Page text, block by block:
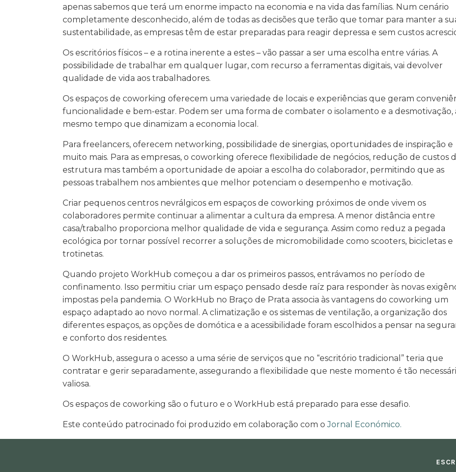
apenas sabemos que terá um enorme impacto na economia e na vida das famílias. Num cenário
completamente desconhecido, além de todas as decisões que terão que tomar para manter a
sustentabilidade, as empresas têm de estar preparadas para reagir depressa e sem custos
Os escritórios físicos – e a rotina inerente a estes – vão passar a ser uma escolha entre várias. A
possibilidade de trabalhar em qualquer lugar, com recurso a ferramentas digitais, vai devolver
qualidade de vida aos trabalhadores.
Os espaços de coworking oferecem uma variedade de locais e experiências que geram
funcionalidade e bem-estar. Podem ser uma forma de combater o isolamento e a desmotivação,
mesmo tempo que dinamizam a economia local.
Para freelancers, oferecem networking, possibilidade de sinergias, oportunidades de inspiração e
muito mais. Para as empresas, o coworking oferece flexibilidade de negócios, redução de custos
estrutura mas também a oportunidade de apoiar a escolha do colaborador, permitindo que as
pessoas trabalhem nos ambientes que melhor potenciam o desempenho e motivação.
Criar pequenos centros nevrálgicos em espaços de coworking próximos de onde vivem os
colaboradores permite continuar a alimentar a cultura da empresa. A menor distância entre
casa/trabalho proporciona melhor qualidade de vida e segurança. Assim como reduz a pegada
ecológica por tornar possível recorrer a soluções de micromobilidade como scooters, bicicletas e
trotinetas.
Quando projeto WorkHub começou a dar os primeiros passos, entrávamos no período de
confinamento. Isso permitiu criar um espaço pensado desde raíz para responder às novas
impostas pela pandemia. O WorkHub no Braço de Prata associa às vantagens do coworking um
espaço adaptado ao novo normal. A climatização e os sistemas de ventilação, a organização dos
diferentes espaços, as opções de domótica e a acessibilidade foram escolhidos a pensar na
e conforto dos residentes.
O WorkHub, assegura o acesso a uma série de serviços que no “escritório tradicional” teria que
contratar e gerir separadamente, assegurando a flexibilidade que neste momento é tão
valiosa.
Os espaços de coworking são o futuro e o WorkHub está preparado para esse desafio.
Este conteúdo patrocinado foi produzido em colaboração com oJornal Económico.